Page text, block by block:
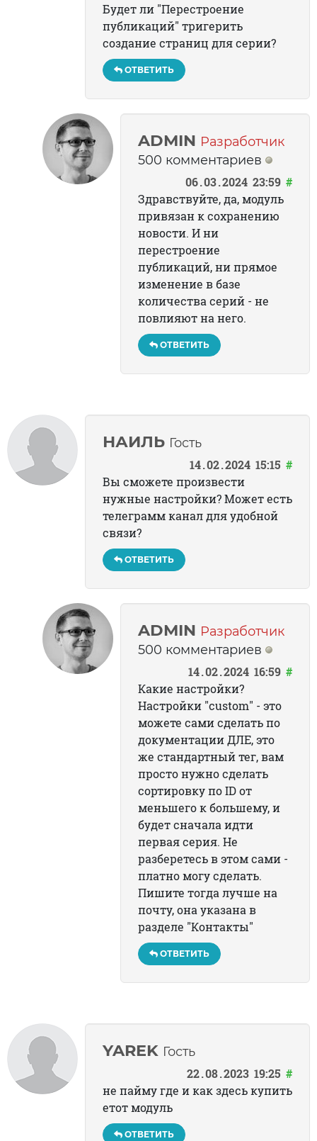
Будет ли "Перестроение
публикаций" тригерить
создание страниц для серии?
ОТВЕТИТЬ
ADMIN Разработчик
500 комментариев
06 03 2024 23:59 #
Здравствуйте, да, модуль
привязан к сохранению
новости. И ни
перестроение
публикаций, ни прямое
изменение в базе
количества серий - не
повлияют на него.
ОТВЕТИТЬ
НАИЛЬ Гость
14 02 2024 15:15 #
Вы сможете произвести
нужные настройки? Может есть
телеграмм канал для удобной
связи?
ОТВЕТИТЬ
ADMIN Разработчик
500 комментариев
14 02 2024 16:59 #
Какие настройки?
Настройки "custom" - это
можете сами сделать по
документации ДЛЕ, это
же стандартный тег, вам
просто нужно сделать
сортировку по ID от
меньшего к большему, и
будет сначала идти
первая серия. Не
разберетесь в этом сами -
платно могу сделать.
Пишите тогда лучше на
почту, она указана в
разделе "Контакты"
ОТВЕТИТЬ
YAREK Гость
22 08 2023 19:25 #
не пайму где и как здесь купить
етот модуль
ОТВЕТИТЬ